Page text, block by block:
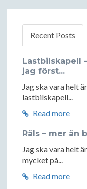
Recent Posts
Lastbilskapell
jag först...
Jag ska vara helt
lastbilskapell...
Read more
Räls – mer än
Jag ska vara helt
mycket på...
Read more